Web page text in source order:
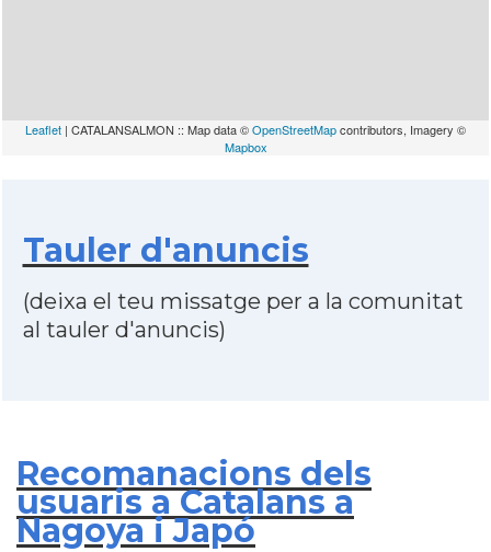
Leaflet | CATALANSALMON :: Map data ©OpenStreetMapcontributors, Imagery ©
Mapbox
Tauler d'anuncis
(deixa el teu missatge per a la comunitat
al tauler d'anuncis)
Recomanacions dels
usuaris a Catalans a
Nagoya i Japó